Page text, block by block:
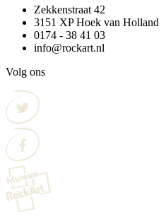
Zekkenstraat 42
3151 XP Hoek van Holland
0174 - 38 41 03
info@rockart.nl
Volg ons